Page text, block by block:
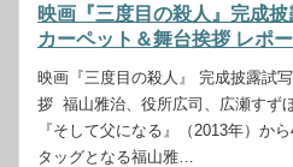
映画『三度目の殺人』完成
カーペット＆​舞台挨拶 レポ
映画『三度目の殺人』 完成披露試
拶 福山雅治、役所広司、広瀬すず
『そして父になる』（2013年）か
タッグとなる福山雅…